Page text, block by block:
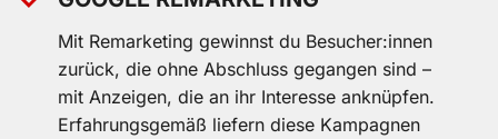
Mit Remarketing gewinnst du Besucher:innen
zurück, die ohne Abschluss gegangen sind –
mit Anzeigen, die an ihr Interesse anknüpfen.
Erfahrungsgemäß liefern diese Kampagnen